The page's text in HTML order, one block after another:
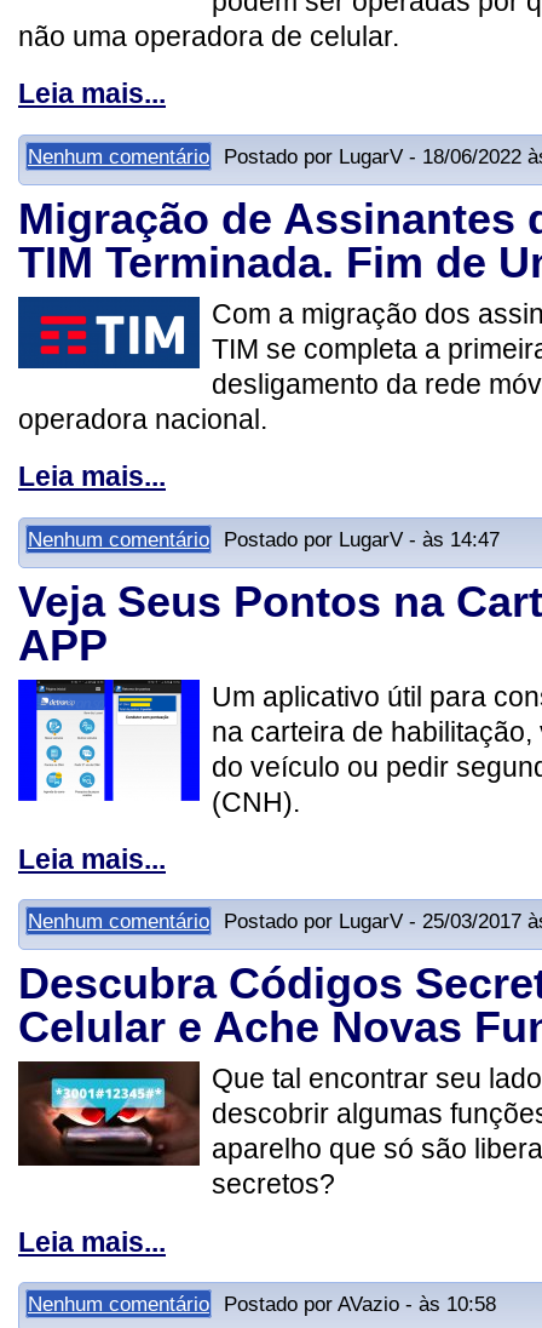
não uma operadora de celular.
Leia mais...
Nenhum comentário Postado por LugarV - 18/06/2022
Migração de Assinantes
TIM Terminada. Fim de
Com a migração dos
TIM se completa a
desligamento da rede
operadora nacional.
Leia mais...
Nenhum comentário Postado por LugarV - às 14:47
Veja Seus Pontos na
APP
Um aplicativo útil para
na carteira de
do veículo ou pedir
(CNH).
Leia mais...
Nenhum comentário Postado por LugarV - 25/03/2017
Descubra Códigos
Celular e Ache Novas
Que tal encontrar seu
descobrir algumas
aparelho que só são
secretos?
Leia mais...
Nenhum comentário Postado por AVazio - às 10:58